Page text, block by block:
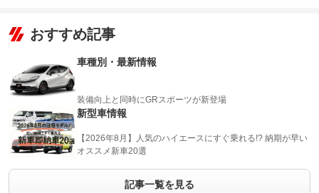
おすすめ記事
車種別・最新情報
装備向上と同時にGRスポーツが新登場
新型車情報
【2026年8月】人気のハイエースにすぐ乗れる!? 納期が早い
オススメ新車20選
記事一覧を見る